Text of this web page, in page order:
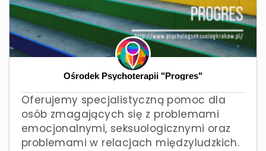
Ośrodek Psychoterapii "Progres"
Oferujemy specjalistyczną pomoc dla
osób zmagających się z problemami
emocjonalnymi, seksuologicznymi oraz
problemami w relacjach międzyludzkich.